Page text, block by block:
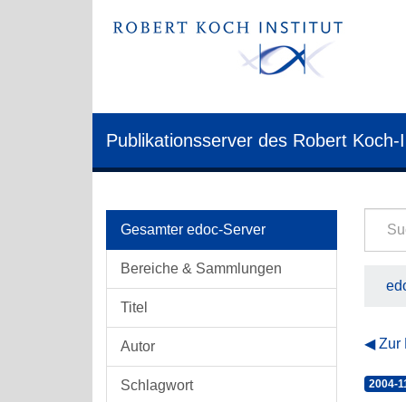
Publikationsserver des Robert Koch-
Gesamter edoc-Server
Bereiche & Sammlungen
Titel
Autor
Schlagwort
Zur
2004-